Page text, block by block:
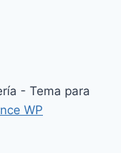
- Tema para
WP